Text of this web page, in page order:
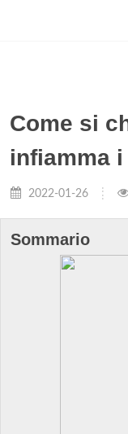
Come si
infiamma
2022-01-26
Sommario